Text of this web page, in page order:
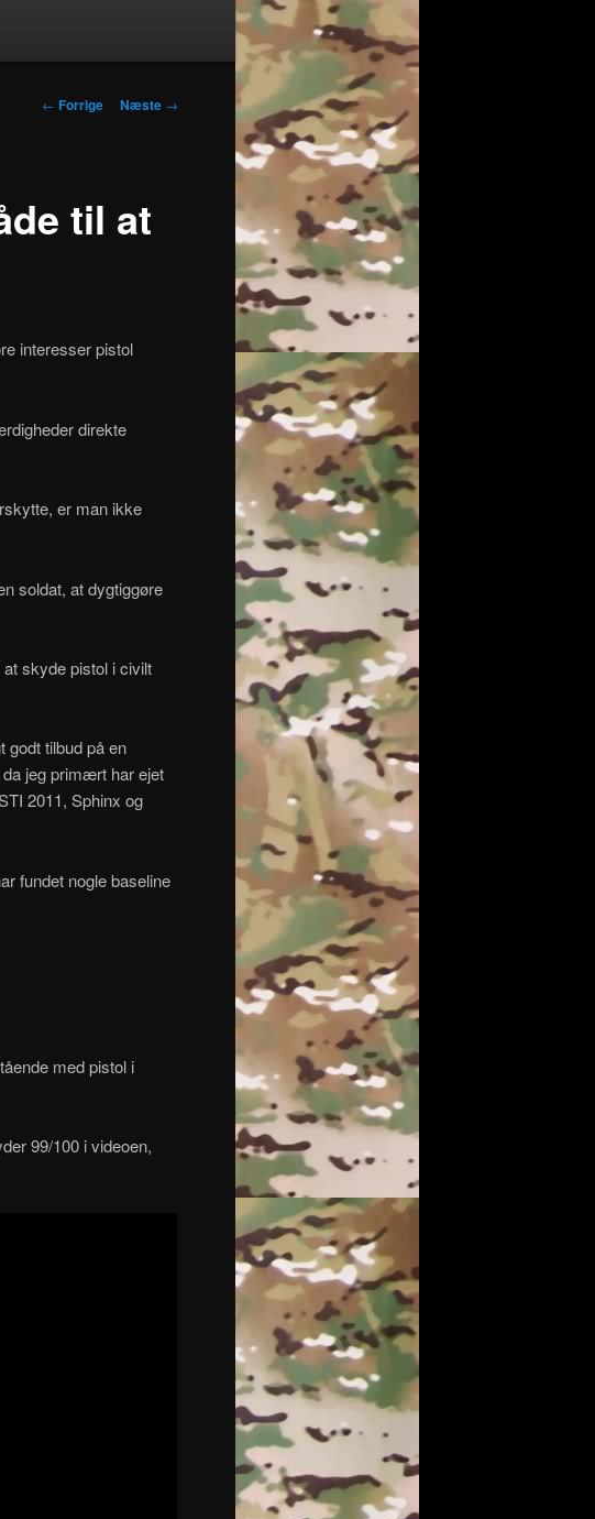
Indlægsnavigation
← Forrige Næste →
til at
interesser pistol
direkte
er man ikke
soldat, at dygtiggøre
skyde pistol i civilt
godt tilbud på en
jeg primært har ejet
2011, Sphinx og
fundet nogle baseline
med pistol i
99/100 i videoen,